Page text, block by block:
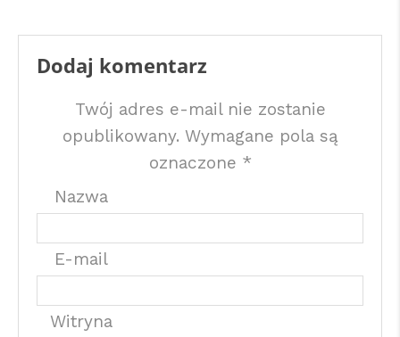
Dodaj komentarz
Twój adres e-mail nie zostanie
opublikowany. Wymagane pola są
oznaczone *
Nazwa
E-mail
Witryna